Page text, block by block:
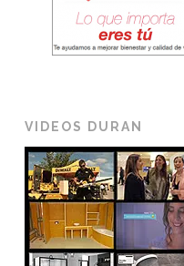
VIDEOS DURAN